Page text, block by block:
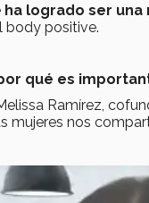
ha logrado ser una
body positive.
qué es
Ramírez,
mujeres nos